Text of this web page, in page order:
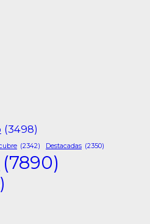
(3498)
(2342) Destacadas (2350)
(7890)